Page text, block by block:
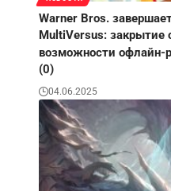
Warner Bros.
MultiVersus: закрытие
возможности
(0)
04.06.2025